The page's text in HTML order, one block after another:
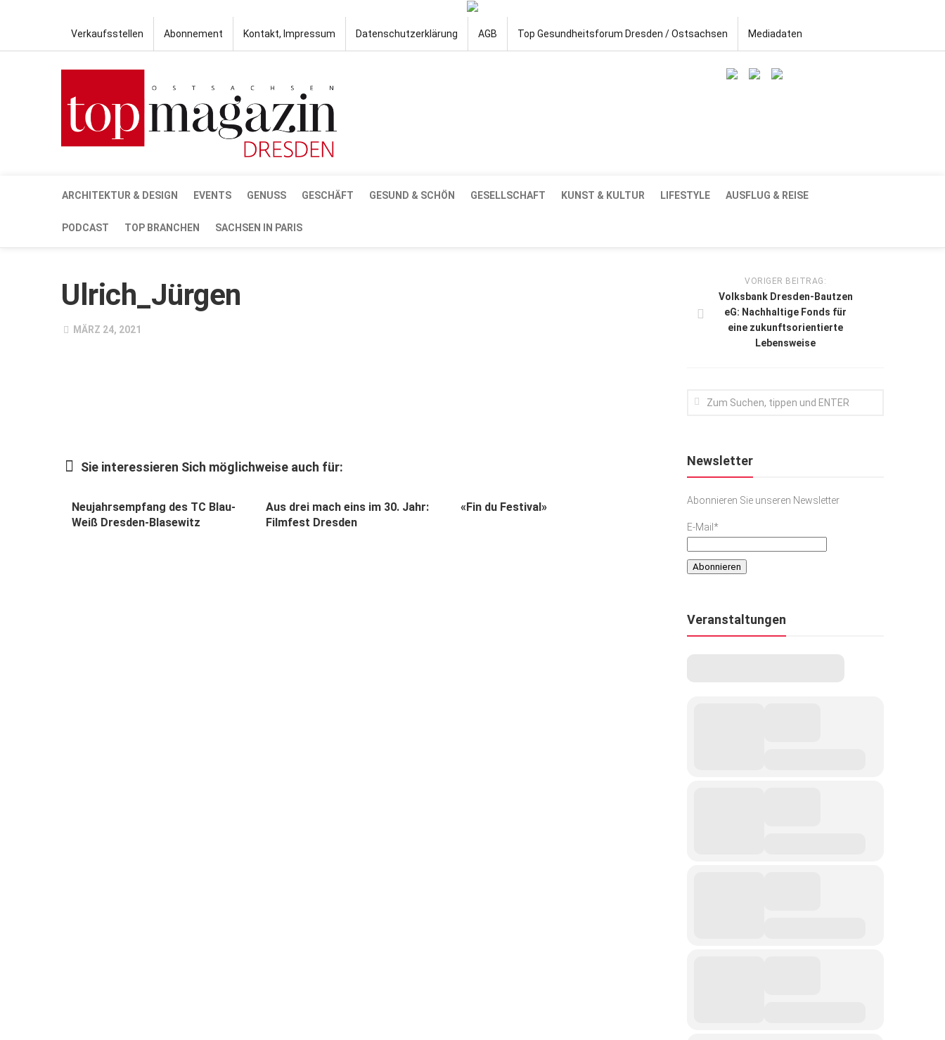
Verkaufsstellen Abonnement Kontakt, Impressum Datenschutzerklärung AGB Top Gesundheitsforum Dresden / Ostsachsen Mediadaten
ARCHITEKTUR & DESIGN EVENTS GENUSS GESCHÄFT GESUND & SCHÖN GESELLSCHAFT KUNST & KULTUR LIFESTYLE AUSFLUG & REISE
PODCAST TOP BRANCHEN SACHSEN IN PARIS
Ulrich_Jürgen
MÄRZ 24, 2021
Sie interessieren Sich möglichweise auch für:
Neujahrsempfang des TC Blau-
Weiß Dresden-Blasewitz
Aus drei mach eins im 30. Jahr:
Filmfest Dresden
«Fin du Festival»
VORIGER BEITRAG:
Volksbank Dresden-Bautzen
eG: Nachhaltige Fonds für
eine zukunftsorientierte
Lebensweise
Newsletter
Abonnieren Sie unseren Newsletter
E-Mail*
Veranstaltungen